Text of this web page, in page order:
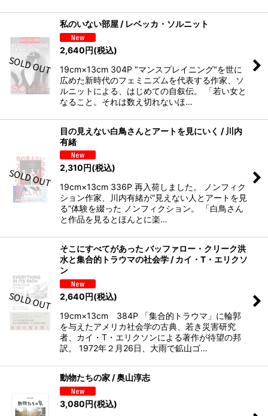
私のいない部屋 / レベッカ・ソルニット
2,640円(税込)
19cm×13cm 304P "マンスプレイニング"を世に
広めた新時代のフェミニズムを代表する作家、ソ
ルニットによる、はじめての自叙伝。 「若い女と
なること。それは数え切れないほ…
目の見えない白鳥さんとアートを見にいく / 川内
有緒
2,310円(税込)
19cm×13cm 336P 再入荷しました。 ノンフィク
ション作家、川内有緒が“見えない人とアートを見
る”体験を綴った ノンフィクション。 「白鳥さん
と作品を見るとほんとに楽…
そこにすべてがあった バッファロー・クリーク洪
水と集合的トラウマの社会学 / カイ・T・エリクソ
ン
2,640円(税込)
19cm×13cm 384P 「集合的トラウマ」に輪郭
を与えたアメリカ社会学の古典、若き災害研究
者、カイ・T・エリクソンによる著作が待望の邦
訳。 1972年２月26日、大雨で鉱山ゴ…
動物たちの家 / 奥山淳志
3,080円(税込)